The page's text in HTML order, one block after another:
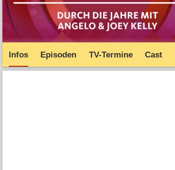
Infos Episoden TV-Termine Cast